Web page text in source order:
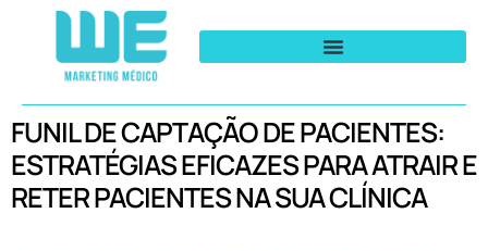
FUNIL DE CAPTAÇÃO DE PACIENTES:
ESTRATÉGIAS EFICAZES PARA ATRAIR E
RETER PACIENTES NA SUA CLÍNICA